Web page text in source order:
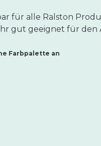
für alle Ralston
gut geeignet für den
Farbpalette an